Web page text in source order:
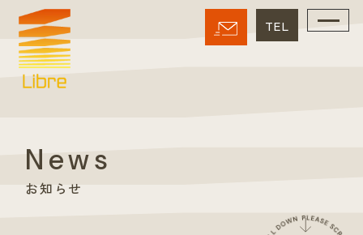
News
お知らせ